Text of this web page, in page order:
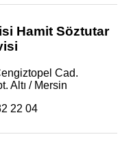
Hamit Söztutar
Cad.
Altı / Mersin
22 04